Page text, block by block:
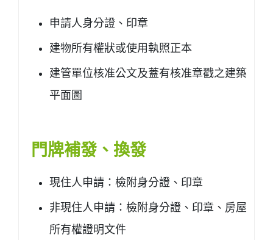
申請人身分證、印章
建物所有權狀或使用執照正本
建管單位核准公文及蓋有核准章戳之建築
平面圖
門牌補發、換發
現住人申請：檢附身分證、印章
非現住人申請：檢附身分證、印章、房屋
所有權證明文件